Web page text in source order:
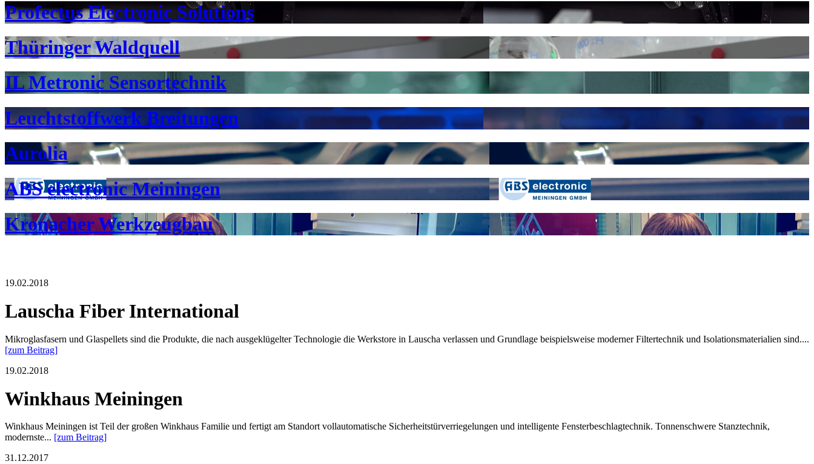
Profectus Electronic Solutions
Thüringer Waldquell
IL Metronic Sensortechnik
Leuchtstoffwerk Breitungen
Aurolia
ABS electronic Meiningen
Kronacher Werkzeugbau
19.02.2018
Lauscha Fiber International
Mikroglasfasern und Glaspellets sind die Produkte, die nach ausgeklügelter Technologie die Werkstore in Lauscha verlassen und Grundlage beispielsweise moderner Filtertechnik und Isolationsmaterialien sind....
[zum Beitrag]
19.02.2018
Winkhaus Meiningen
Winkhaus Meiningen ist Teil der großen Winkhaus Familie und fertigt am Standort vollautomatische Sicherheitstürverriegelungen und intelligente Fensterbeschlagtechnik. Tonnenschwere Stanztechnik,
modernste... [zum Beitrag]
31.12.2017